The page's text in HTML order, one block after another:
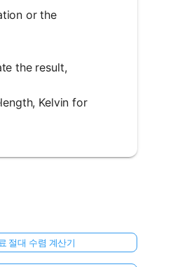
or the
the result,
Kelvin for
절대 수렴 계산기